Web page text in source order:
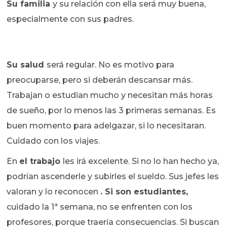
Su familiay su relación con ella será muy buena,
especialmente con sus padres.
Su salud será regular. No es motivo para
preocuparse, pero si deberán descansar más.
Trabajan o estudian mucho y necesitan más horas
de sueño, por lo menos las 3 primeras semanas. Es
buen momento para adelgazar, si lo necesitaran.
Cuidado con los viajes.
En el trabajo les irá excelente. Si no lo han hecho ya,
podrían ascenderle y subirles el sueldo. Sus jefes les
valoran y lo reconocen . Si son estudiantes,
cuidado la 1ª semana, no se enfrenten con los
profesores, porque traería consecuencias. Si buscan